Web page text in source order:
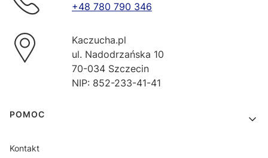
+48 780 790 346
Kaczucha.pl
ul. Nadodrzańska 10
70-034 Szczecin
NIP: 852-233-41-41
Linki w stopce
POMOC
Kontakt